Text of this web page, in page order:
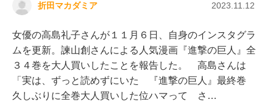
折田マカダミア 2023.11.12
女優の高島礼子さんが１１月６日、自身のインスタグラ
ムを更新。諫山創さんによる人気漫画『進撃の巨人』全
３４巻を大人買いしたことを報告した。 高島さんは
「実は、ずっと読めずにいた 『進撃の巨人』最終巻
久しぶりに全巻大人買いした位ハマって さ…